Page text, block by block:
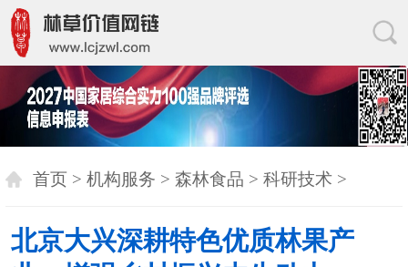
首页 > 机构服务 > 森林食品 > 科研技术>
北京大兴深耕特色优质林果产